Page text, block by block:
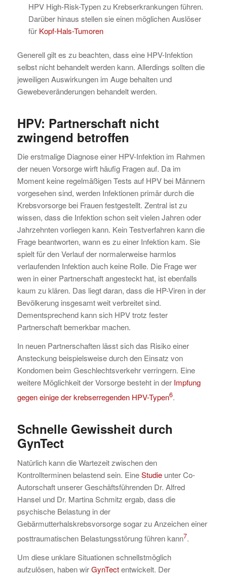
HPV High-Risk-Typen zu Krebserkrankungen führen.
Darüber hinaus stellen sie einen möglichen Auslöser
für Kopf-Hals-Tumoren
Generell gilt es zu beachten, dass eine HPV-Infektion
selbst nicht behandelt werden kann. Allerdings sollten die
jeweiligen Auswirkungen im Auge behalten und
Gewebeveränderungen behandelt werden.
HPV: Partnerschaftnicht
zwingend betroffen
Die erstmalige Diagnose einer HPV-Infektion im Rahmen
der neuen Vorsorge wirft häufig Fragen auf. Da im
Moment keine regelmäßigen Tests auf HPV bei Männern
vorgesehen sind, werden Infektionen primär durch die
Krebsvorsorge bei Frauen festgestellt. Zentral ist zu
wissen, dass die Infektion schon seit vielen Jahren oder
Jahrzehnten vorliegen kann. Kein Testverfahren kann die
Frage beantworten, wann es zu einer Infektion kam. Sie
spielt für den Verlauf der normalerweise harmlos
verlaufenden Infektion auch keine Rolle. Die Frage wer
wen in einer Partnerschaft angesteckt hat, ist ebenfalls
kaum zu klären. Das liegt daran, dass die HP-Viren in der
Bevölkerung insgesamt weit verbreitet sind.
Dementsprechend kann sich HPV trotz fester
Partnerschaft bemerkbar machen.
In neuen Partnerschaften lässt sich das Risiko einer
Ansteckung beispielsweise durch den Einsatz von
Kondomen beim Geschlechtsverkehr verringern. Eine
weitere Möglichkeit der Vorsorge besteht in der Impfung
gegen einige der krebserregenden HPV-Typen6.
Schnelle Gewissheit durch
GynTect
Natürlich kann die Wartezeit zwischen den
Kontrollterminen belastend sein. EineStudieunter Co-
Autorschaft unserer Geschäftsführenden Dr. Alfred
Hansel und Dr. Martina Schmitz ergab, dass die
psychische Belastung in der
Gebärmutterhalskrebsvorsorge sogar zu Anzeichen einer
posttraumatischen Belastungsstörung führen kann7.
Um diese unklare Situationen schnellstmöglich
aufzulösen, haben wirGynTectentwickelt. Der